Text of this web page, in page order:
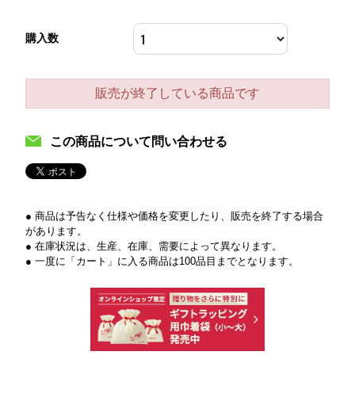
購入数
販売が終了している商品です
この商品について問い合わせる
● 商品は予告なく仕様や価格を変更したり、販売を終了する場合
があります。
● 在庫状況は、生産、在庫、需要によって異なります。
● 一度に「カート」に入る商品は100品目までとなります。